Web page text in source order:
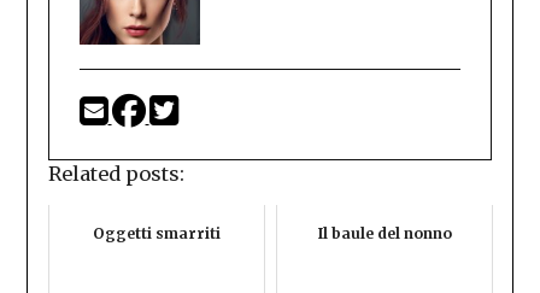
Related posts:
Oggetti smarriti Il baule del nonno